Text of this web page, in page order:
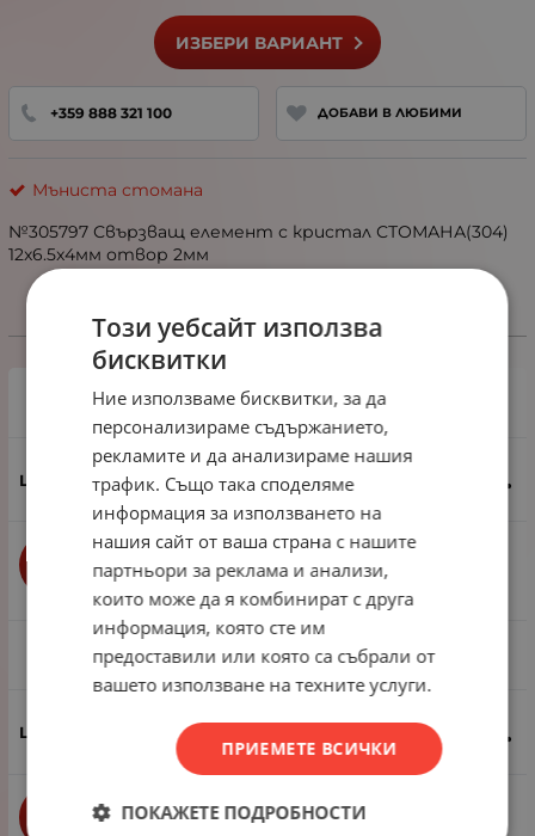
ИЗБЕРИ ВАРИАНТ
+359 888 321 100 ДОБАВИ В ЛЮБИМИ
Мъниста стомана
№305797 Свързващ елемент с кристал СТОМАНА(304)
12x6.5x4мм отвор 2мм
Избери вариант
1 брой
0.61 лв.
бр. КУПИ
1 пак - 10 броя
4.35€ 8.51 лв.
бр. КУПИ
Този уебсайт използва
бисквитки
Ние използваме бисквитки, за да
персонализираме съдържанието,
рекламите и да анализираме нашия
трафик. Също така споделяме
информация за използването на
нашия сайт от ваша страна с нашите
партньори за реклама и анализи,
които може да я комбинират с друга
информация, която сте им
предоставили или която са събрали от
вашето използване на техните услуги.
ПРИЕМЕТЕ ВСИЧКИ
ПОКАЖЕТЕ ПОДРОБНОСТИ